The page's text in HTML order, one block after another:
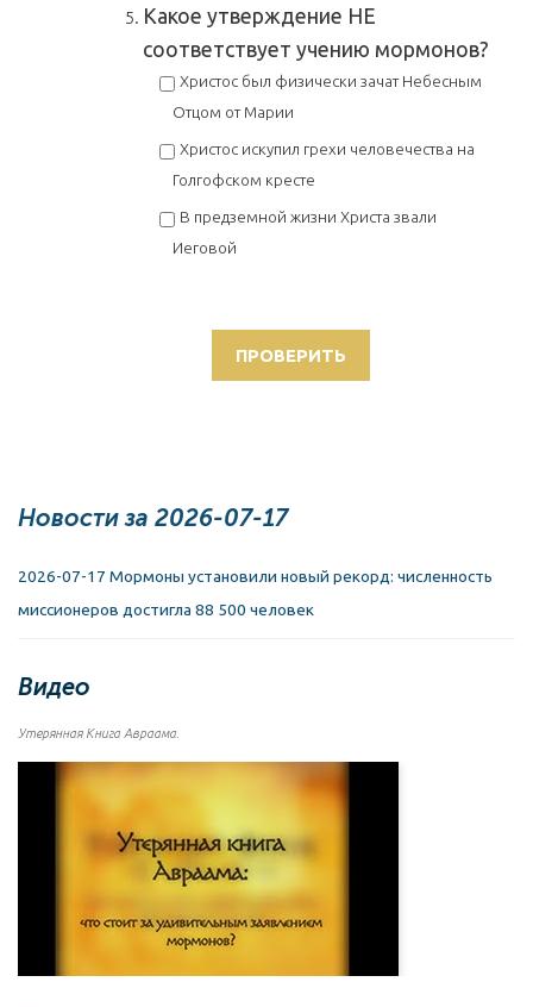
Какое утверждение НЕ
соответствует учению мормонов?
Христос был физически зачат Небесным
Отцом от Марии
Христос искупил грехи человечества на
Голгофском кресте
В предземной жизни Христа звали
Иеговой
Новости за 2026-07-17
2026-07-17 Мормоны установили новый рекорд: численность
миссионеров достигла 88 500 человек
Видео
Утерянная Книга Авраама.